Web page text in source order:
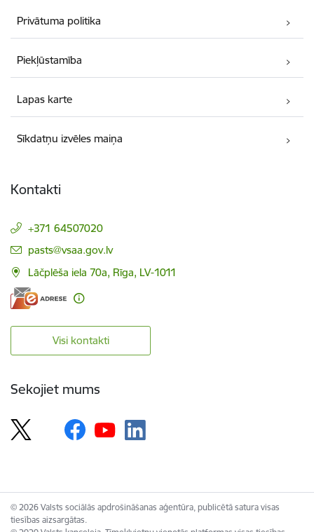
Privātuma politika
Piekļūstamība
Lapas karte
Sīkdatņu izvēles maiņa
Kontakti
+371 64507020
E-pasts:
pasts@vsaa.gov.lv
Lāčplēša iela 70a, Rīga, LV-1011
Visi kontakti
Sekojiet mums
© 2026 Valsts sociālās apdrošināšanas aģentūra, publicētā satura visas
tiesības aizsargātas.